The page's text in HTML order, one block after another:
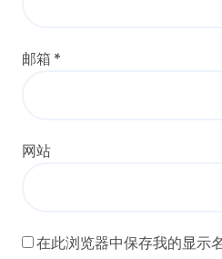
邮箱 *
网站
在此浏览器中保存我的显示